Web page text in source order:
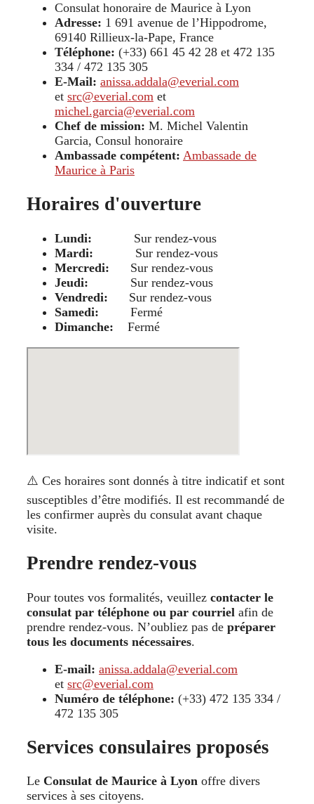
Consulat honoraire de Maurice à Lyon
Adresse: 1 691 avenue de l’Hippodrome,
69140 Rillieux-la-Pape, France
Téléphone: (+33) 661 45 42 28 et 472 135
334 / 472 135 305
E-Mail: anissa.addala@everial.com
et src@everial.com et
michel.garcia@everial.com
Chef de mission: M. Michel Valentin
Garcia, Consul honoraire
Ambassade compétent: Ambassade de
Maurice à Paris
Horaires d'ouverture
Lundi: Sur rendez-vous
Mardi: Sur rendez-vous
Mercredi: Sur rendez-vous
Jeudi: Sur rendez-vous
Vendredi: Sur rendez-vous
Samedi: Fermé
Dimanche: Fermé
⚠️ Ces horaires sont donnés à titre indicatif et sont
susceptibles d’être modifiés. Il est recommandé de
les confirmer auprès du consulat avant chaque
visite.
Prendre rendez-vous
Pour toutes vos formalités, veuillez contacter le
consulat par téléphone ou par courriel afin de
prendre rendez-vous. N’oubliez pas de préparer
tous les documents nécessaires.
E-mail: anissa.addala@everial.com
et src@everial.com
Numéro de téléphone: (+33) 472 135 334 /
472 135 305
Services consulaires proposés
Le Consulat de Maurice à Lyon offre divers
services à ses citoyens.